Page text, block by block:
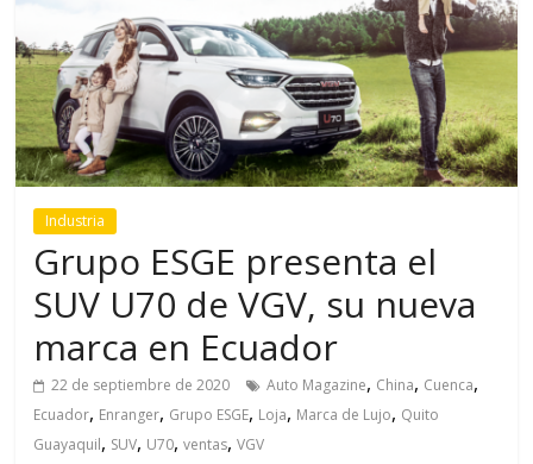
Industria
Grupo ESGE presenta el
SUV U70 de VGV, su nueva
marca en Ecuador
22 de septiembre de 2020 Auto Magazine, China, Cuenca,
Ecuador, Enranger, Grupo ESGE, Loja, Marca de Lujo, Quito
Guayaquil, SUV, U70,ventas,VGV